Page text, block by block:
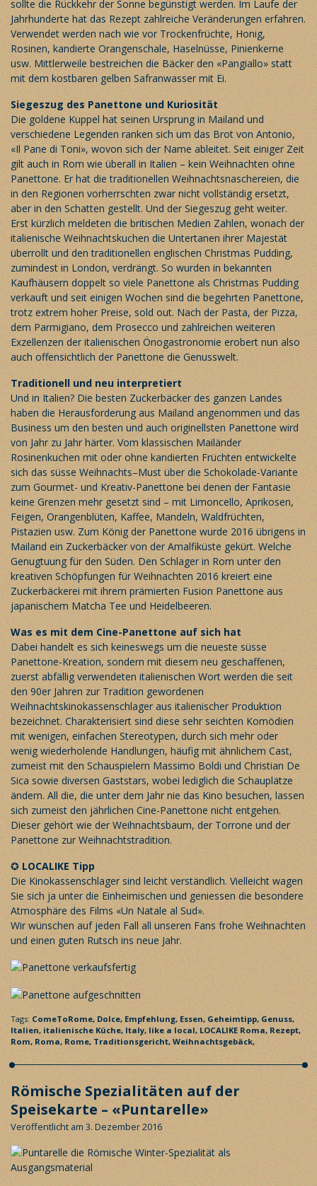
sollte die Rückkehr der Sonne begünstigt werden. Im Laufe der
Jahrhunderte hat das Rezept zahlreiche Veränderungen erfahren.
Verwendet werden nach wie vor Trockenfrüchte, Honig,
Rosinen, kandierte Orangenschale, Haselnüsse, Pinienkerne
usw. Mittlerweile bestreichen die Bäcker den «Pangiallo» statt
mit dem kostbaren gelben Safranwasser mit Ei.
Siegeszug des Panettone und Kuriosität
Die goldene Kuppel hat seinen Ursprung in Mailand und
verschiedene Legenden ranken sich um das Brot von Antonio,
«Il Pane di Toni», wovon sich der Name ableitet. Seit einiger Zeit
gilt auch in Rom wie überall in Italien – kein Weihnachten ohne
Panettone. Er hat die traditionellen Weihnachtsnaschereien, die
in den Regionen vorherrschten zwar nicht vollständig ersetzt,
aber in den Schatten gestellt. Und der Siegeszug geht weiter.
Erst kürzlich meldeten die britischen Medien Zahlen, wonach der
italienische Weihnachtskuchen die Untertanen ihrer Majestät
überrollt und den traditionellen englischen Christmas Pudding,
zumindest in London, verdrängt. So wurden in bekannten
Kaufhäusern doppelt so viele Panettone als Christmas Pudding
verkauft und seit einigen Wochen sind die begehrten Panettone,
trotz extrem hoher Preise, sold out. Nach der Pasta, der Pizza,
dem Parmigiano, dem Prosecco und zahlreichen weiteren
Exzellenzen der italienischen Önogastronomie erobert nun also
auch offensichtlich der Panettone die Genusswelt.
Traditionell und neu interpretiert
Und in Italien? Die besten Zuckerbäcker des ganzen Landes
haben die Herausforderung aus Mailand angenommen und das
Business um den besten und auch originellsten Panettone wird
von Jahr zu Jahr härter. Vom klassischen Mailänder
Rosinenkuchen mit oder ohne kandierten Früchten entwickelte
sich das süsse Weihnachts–Must über die Schokolade-Variante
zum Gourmet- und Kreativ-Panettone bei denen der Fantasie
keine Grenzen mehr gesetzt sind – mit Limoncello, Aprikosen,
Feigen, Orangenblüten, Kaffee, Mandeln, Waldfrüchten,
Pistazien usw. Zum König der Panettone wurde 2016 übrigens in
Mailand ein Zuckerbäcker von der Amalfiküste gekürt. Welche
Genugtuung für den Süden. Den Schlager in Rom unter den
kreativen Schöpfungen für Weihnachten 2016 kreiert eine
Zuckerbäckerei mit ihrem prämierten Fusion Panettone aus
japanischem Matcha Tee und Heidelbeeren.
Was es mit dem Cine-Panettone auf sich hat
Dabei handelt es sich keineswegs um die neueste süsse
Panettone-Kreation, sondern mit diesem neu geschaffenen,
zuerst abfällig verwendeten italienischen Wort werden die seit
den 90er Jahren zur Tradition gewordenen
Weihnachtskinokassenschlager aus italienischer Produktion
bezeichnet. Charakterisiert sind diese sehr seichten Komödien
mit wenigen, einfachen Stereotypen, durch sich mehr oder
wenig wiederholende Handlungen, häufig mit ähnlichem Cast,
zumeist mit den Schauspielern Massimo Boldi und Christian De
Sica sowie diversen Gaststars, wobei lediglich die Schauplätze
ändern. All die, die unter dem Jahr nie das Kino besuchen, lassen
sich zumeist den jährlichen Cine-Panettone nicht entgehen.
Dieser gehört wie der Weihnachtsbaum, der Torrone und der
Panettone zur Weihnachtstradition.
✪ LOCALIKE Tipp
Die Kinokassenschlager sind leicht verständlich. Vielleicht wagen
Sie sich ja unter die Einheimischen und geniessen die besondere
Atmosphäre des Films «Un Natale al Sud».
Wir wünschen auf jeden Fall all unseren Fans frohe Weihnachten
und einen guten Rutsch ins neue Jahr.
Tags: ComeToRome, Dolce, Empfehlung, Essen, Geheimtipp, Genuss,
Italien, italienische Küche, Italy, like a local, LOCALIKE Roma, Rezept,
Rom, Roma, Rome, Traditionsgericht, Weihnachtsgebäck,
Römische Spezialitäten auf der
Speisekarte – «Puntarelle»
Veröffentlicht am 3. Dezember 2016